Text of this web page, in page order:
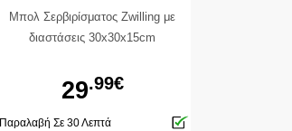
Μπολ Σερβιρίσματος Zwilling με
διαστάσεις 30x30x15cm
29.99€
Παραλαβή Σε 30 Λεπτά